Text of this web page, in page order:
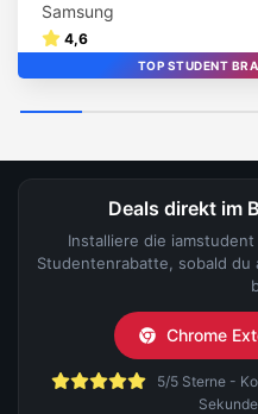
Samsung
4,6
TOP STUDENT
Deals direkt im
Installiere die
Studentenrabatte, sobald du
Chrome
5/5 Sterne -